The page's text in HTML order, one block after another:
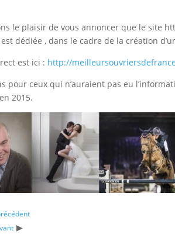
le plaisir de vous annoncer que le site
dédiée , dans le cadre de la création
est ici : http://
pour ceux qui n’auraient pas eu
2015.
▶